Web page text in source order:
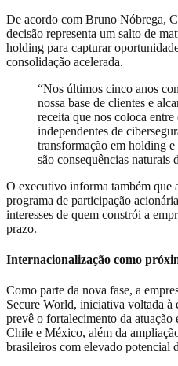
De acordo com Bruno Nóbrega,
decisão representa um salto de
holding para capturar
consolidação acelerada.
“Nos últimos cinco anos
nossa base de clientes e
receita que nos coloca
independentes de
transformação em holding
são consequências naturais
O executivo informa também que
programa de participação
interesses de quem constrói a
prazo.
Internacionalização como
Como parte da nova fase, a
Secure World, iniciativa voltada à
prevê o fortalecimento da atuação
Chile e México, além da
brasileiros com elevado potencial